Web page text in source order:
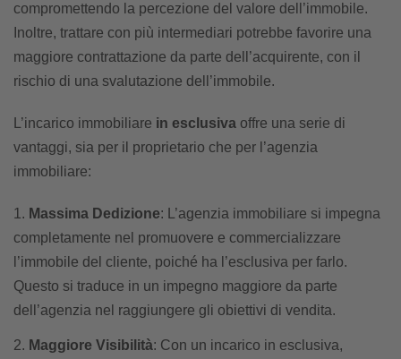
compromettendo la percezione del valore dell’immobile.
Inoltre, trattare con più intermediari potrebbe favorire una
maggiore contrattazione da parte dell’acquirente, con il
rischio di una svalutazione dell’immobile.
L’incarico immobiliare in esclusiva offre una serie di
vantaggi, sia per il proprietario che per l’agenzia
immobiliare:
Massima Dedizione: L’agenzia immobiliare si impegna
completamente nel promuovere e commercializzare
l’immobile del cliente, poiché ha l’esclusiva per farlo.
Questo si traduce in un impegno maggiore da parte
dell’agenzia nel raggiungere gli obiettivi di vendita.
Maggiore Visibilità: Con un incarico in esclusiva,